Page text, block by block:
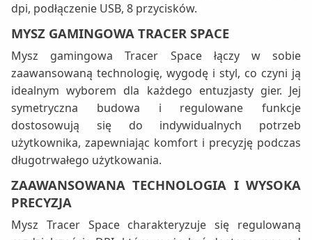
dpi, podłączenie USB, 8 przycisków.
MYSZ GAMINGOWA TRACER SPACE
Mysz gamingowa Tracer Space łączy w sobie
zaawansowaną technologię, wygodę i styl, co czyni ją
idealnym wyborem dla każdego entuzjasty gier. Jej
symetryczna budowa i regulowane funkcje
dostosowują się do indywidualnych potrzeb
użytkownika, zapewniając komfort i precyzję podczas
długotrwałego użytkowania.
ZAAWANSOWANA TECHNOLOGIA I WYSOKA
PRECYZJA
Mysz Tracer Space charakteryzuje się regulowaną